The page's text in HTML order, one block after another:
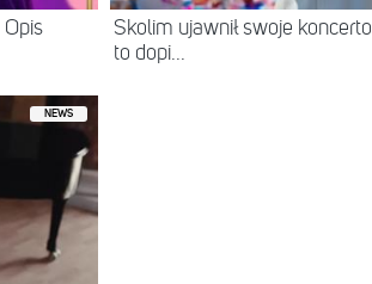
Skolim ujawnił swoje
to dopi...
NEWS